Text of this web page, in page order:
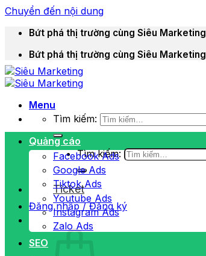
Chuyển đến nội dung
Bứt phá thị trường cùng Siêu Marketing
Bứt phá thị trường cùng Siêu Marketing
Menu
Tìm kiếm:
Tìm kiếm:
Ticket
Đăng nhập / Đăng ký
Quảng cáo
Facebook Ads
Google Ads
Tiktok Ads
Youtube Ads
Instagram Ads
Zalo Ads
SEO